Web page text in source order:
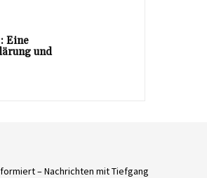
Eine
und
– Nachrichten mit Tiefgang